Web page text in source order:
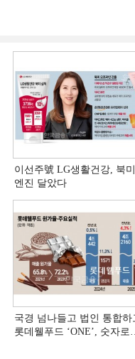
이선주號 LG생활건강, 북미
엔진 달았다
국경 넘나들고 법인 통합
롯데웰푸드 ‘ONE’, 숫자로